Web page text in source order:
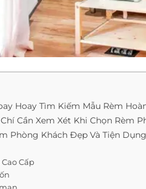
Hoay Tìm Kiếm Mẫu Rèm
Cần Xem Xét Khi Chọn Rèm
Phòng Khách Đẹp Và Tiện
Cấp